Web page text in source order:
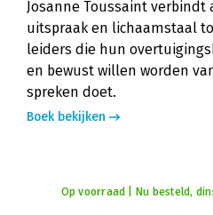
Josanne Toussaint
uitspraak en lichaamstaal
leiders die hun
en bewust willen worden
spreken doet.
Boek bekijken
Op voorraad | Nu besteld,